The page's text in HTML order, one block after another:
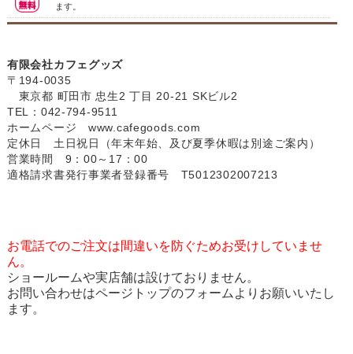
ます。
有限会社カフェグッズ
〒194-0035
東京都 町田市 忠生2 丁目 20-21 SKビル2
TEL：042-794-9511
ホームページ www.cafegoods.com
定休日 土日祝日（年末年始、及び夏季休暇は別途ご案内）
営業時間 9：00～17：00
適格請求書発行事業者登録番号 T5012302007213
お電話でのご注文は間違いを防ぐためお受けしていませ
ん。
ショールームや実店舗は設けておりません。
お問い合わせはページトップのフォームよりお願いいたし
ます。